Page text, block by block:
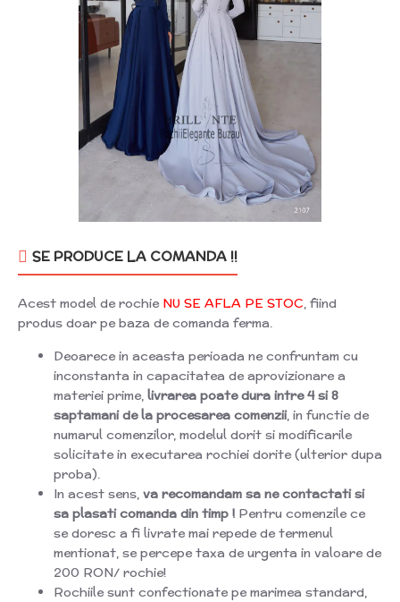
SE PRODUCE LA COMANDA !!
Acest model de rochie NU SE AFLA PE STOC, fiind
produs doar pe baza de comanda ferma.
Deoarece in aceasta perioada ne confruntam cu
inconstanta in capacitatea de aprovizionare a
materiei prime, livrarea poate dura intre 4 si 8
saptamani de la procesarea comenzii, in functie de
numarul comenzilor, modelul dorit si modificarile
solicitate in executarea rochiei dorite (ulterior dupa
proba).
In acest sens, va recomandam sa ne contactati si
sa plasati comanda din timp ! Pentru comenzile ce
se doresc a fi livrate mai repede de termenul
mentionat, se percepe taxa de urgenta in valoare de
200 RON/ rochie!
Rochiile sunt confectionate pe marimea standard,